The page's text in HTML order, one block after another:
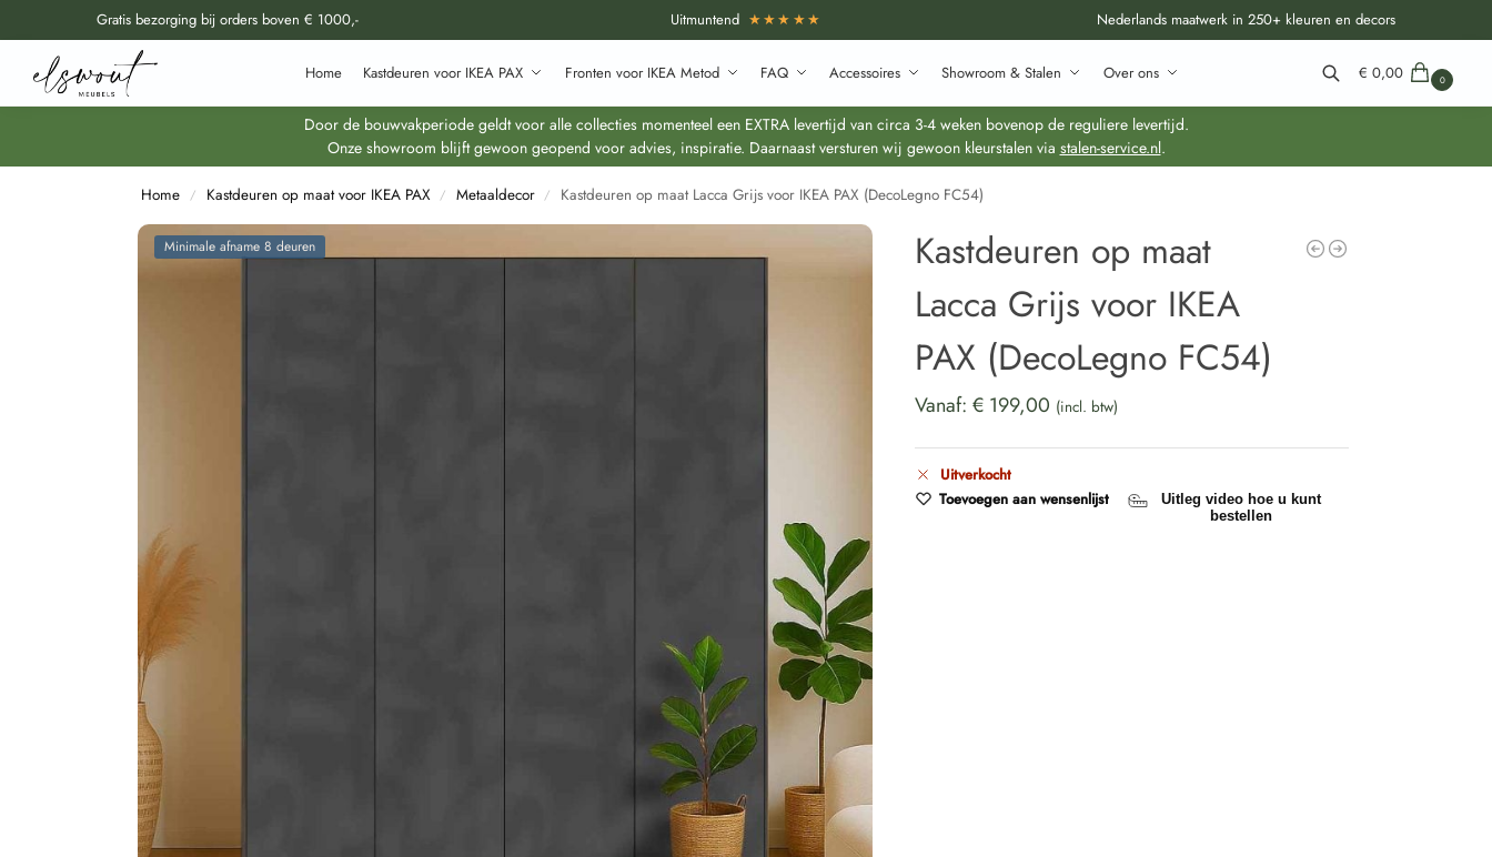
Gratis bezorging bij orders boven € 1000,- Uitmuntend ★★★★★ Nederlands maatwerk in 250+ kleuren en decors
Home Kastdeuren voor IKEA PAX Fronten voor IKEA Metod FAQ Accessoires Showroom & Stalen Over ons
Doorzoek al onze producten
Zoeken
€ 0,00 0
Door de bouwvakperiode geldt voor alle collecties momenteel een EXTRA levertijd van circa 3-4 weken bovenop de reguliere levertijd.
Onze showroom blijft gewoon geopend voor advies, inspiratie. Daarnaast versturen wij gewoon kleurstalen via stalen-service.nl.
Home / Kastdeuren op maat voor IKEA PAX / Metaaldecor / Kastdeuren op maat Lacca Grijs voor IKEA PAX (DecoLegno FC54)
Minimale afname 8 deuren
Kastdeuren op maat
Lacca Grijs voor IKEA
PAX (DecoLegno FC54)
Vanaf:€ 199,00 (incl. btw)
Uitverkocht
Toevoegen aan wensenlijst
Uitleg video hoe u kunt
bestellen